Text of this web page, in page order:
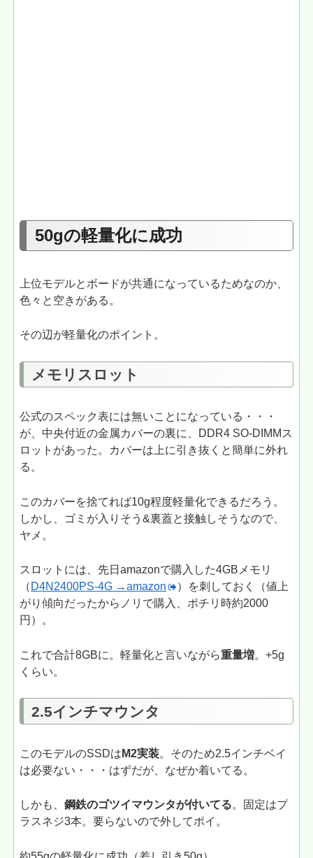
50gの軽量化に成功
上位モデルとボードが共通になっているためなのか、
色々と空きがある。
その辺が軽量化のポイント。
メモリスロット
公式のスペック表には無いことになっている・・・
が、中央付近の金属カバーの裏に、DDR4 SO-DIMMス
ロットがあった。カバーは上に引き抜くと簡単に外れ
る。
このカバーを捨てれば10g程度軽量化できるだろう。
しかし、ゴミが入りそう&裏蓋と接触しそうなので、
ヤメ。
スロットには、先日amazonで購入した4GBメモリ
（ D4N2400PS-4G →amazon
）を刺しておく（値上
がり傾向だったからノリで購入、ポチリ時約2000
円）。
これで合計8GBに。軽量化と言いながら重量増。+5g
くらい。
2.5インチマウンタ
このモデルのSSDは M2実装。そのため2.5インチベイ
は必要ない・・・はずだが、なぜか着いてる。
しかも、鋼鉄のゴツイマウンタが付いてる。固定はプ
ラスネジ3本。要らないので外してポイ。